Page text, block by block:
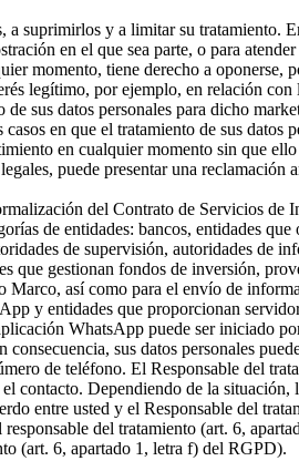
a suprimirlos y a limitar su
en el que sea parte, o para
momento, tiene derecho a
legítimo, por ejemplo, en relación
sus datos personales para dicho
en que el tratamiento de sus
en cualquier momento sin que
puede presentar una
del Contrato de Servicios
de entidades: bancos, entidades
de supervisión, autoridades
que gestionan fondos de inversión,
así como para el envío de
y entidades que proporcionan
WhatsApp puede ser iniciado
sus datos personales
de teléfono. El Responsable del
contacto. Dependiendo de la
entre usted y el Responsable del
del tratamiento (art. 6,
(art. 6, apartado 1, letra f) del RGPD).